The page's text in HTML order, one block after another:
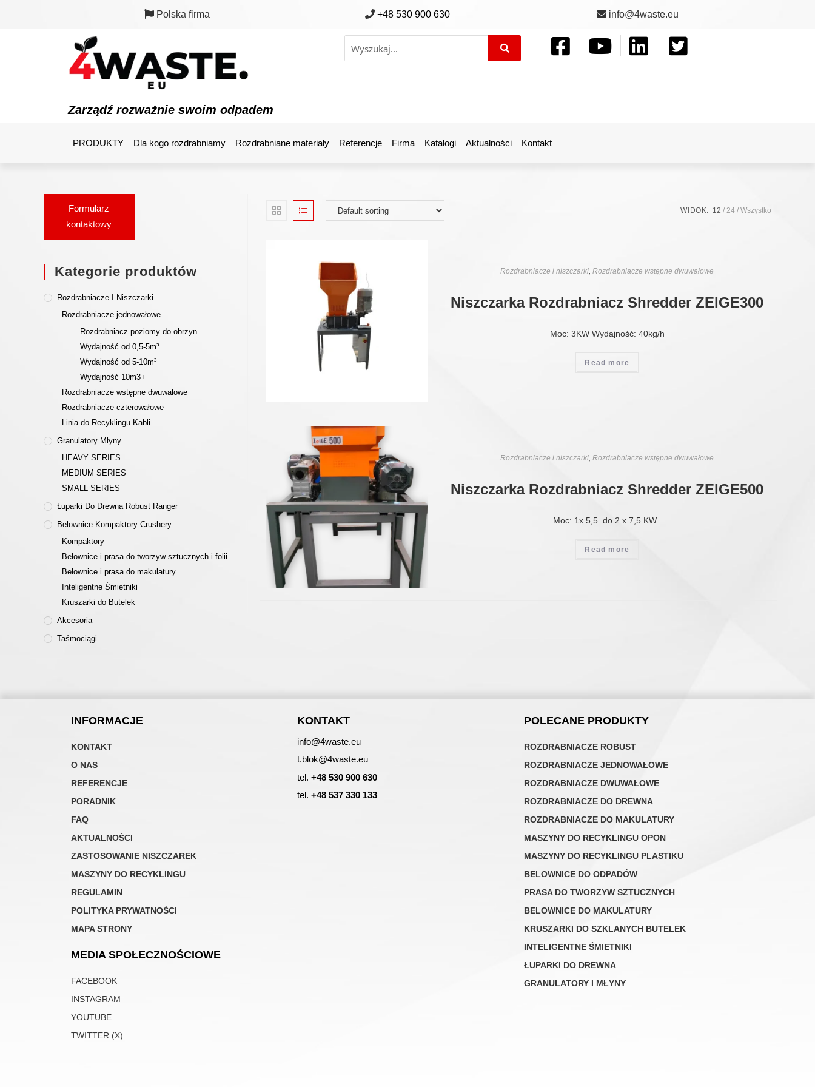
Polska firma +48 530 900 630 info@4waste.eu
Zarządź rozważnie swoim odpadem
PRODUKTY Dla kogo rozdrabniamy Rozdrabniane materiały Referencje Firma Katalogi Aktualności Kontakt
WIDOK: 12 24 Wszystko
Rozdrabniacze i niszczarki,Rozdrabniacze wstępne dwuwałowe
Niszczarka Rozdrabniacz Shredder ZEIGE300
Moc: 3KW Wydajność: 40kg/h
Read more
Rozdrabniacze i niszczarki,Rozdrabniacze wstępne dwuwałowe
Niszczarka Rozdrabniacz Shredder ZEIGE500
Moc: 1x 5,5 do 2 x 7,5 KW
Read more
Formularz
kontaktowy
Kategorie produktów
Rozdrabniacze I Niszczarki
Rozdrabniacze jednowałowe
Rozdrabniacz poziomy do obrzyn
Wydajność od 0,5-5m³
Wydajność od 5-10m³
Wydajność 10m3+
Rozdrabniacze wstępne dwuwałowe
Rozdrabniacze czterowałowe
Linia do Recyklingu Kabli
Granulatory Młyny
HEAVY SERIES
MEDIUM SERIES
SMALL SERIES
Łuparki Do Drewna Robust Ranger
Belownice Kompaktory Crushery
Kompaktory
Belownice i prasa do tworzyw sztucznych i folii
Belownice i prasa do makulatury
Inteligentne Śmietniki
Kruszarki do Butelek
Akcesoria
Taśmociągi
INFORMACJE
KONTAKT
O NAS
REFERENCJE
PORADNIK
FAQ
AKTUALNOŚCI
ZASTOSOWANIE NISZCZAREK
MASZYNY DO RECYKLINGU
REGULAMIN
POLITYKA PRYWATNOŚCI
MAPA STRONY
MEDIA SPOŁECZNOŚCIOWE
FACEBOOK
INSTAGRAM
YOUTUBE
TWITTER (X)
KONTAKT
info@4waste.eu
t.blok@4waste.eu
tel.+48 530 900 630
tel.+48 537 330 133
POLECANE PRODUKTY
ROZDRABNIACZE ROBUST
ROZDRABNIACZE JEDNOWAŁOWE
ROZDRABNIACZE DWUWAŁOWE
ROZDRABNIACZE DO DREWNA
ROZDRABNIACZE DO MAKULATURY
MASZYNY DO RECYKLINGU OPON
MASZYNY DO RECYKLINGU PLASTIKU
BELOWNICE DO ODPADÓW
PRASA DO TWORZYW SZTUCZNYCH
BELOWNICE DO MAKULATURY
KRUSZARKI DO SZKLANYCH BUTELEK
INTELIGENTNE ŚMIETNIKI
ŁUPARKI DO DREWNA
GRANULATORY I MŁYNY